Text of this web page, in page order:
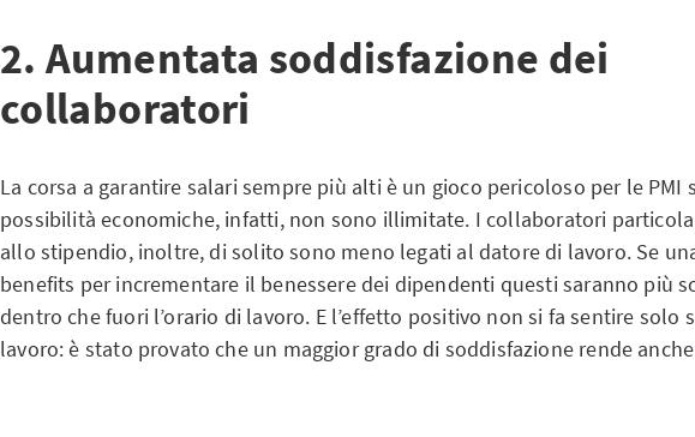
2. Aumentata soddisfazione dei
collaboratori
La corsa a garantire salari sempre più alti è un gioco pericoloso per le PMI
possibilità economiche, infatti, non sono illimitate. I collaboratori
allo stipendio, inoltre, di solito sono meno legati al datore di lavoro. Se
benefits per incrementare il benessere dei dipendenti questi saranno più
dentro che fuori l’orario di lavoro. E l’effetto positivo non si fa sentire solo
lavoro: è stato provato che un maggior grado di soddisfazione rende anche